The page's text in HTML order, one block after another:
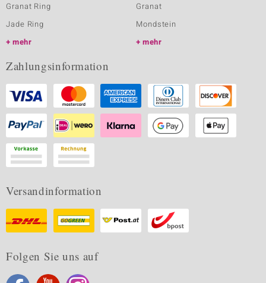
Granat Ring
Jade Ring
mehr
Granat
Mondstein
mehr
Zahlungsinformation
Versandinformation
Folgen Sie uns auf